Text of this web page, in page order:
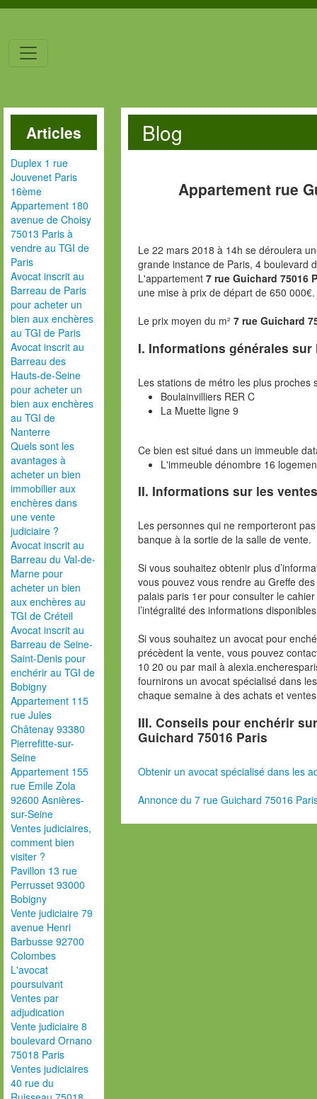
Articles
Duplex 1 rue
Jouvenet Paris
16ème
Appartement 180
avenue de Choisy
75013 Paris à
vendre au TGI de
Paris
Avocat inscrit au
Barreau de Paris
pour acheter un
bien aux enchères
au TGI de Paris
Avocat inscrit au
Barreau des
Hauts-de-Seine
pour acheter un
bien aux enchères
au TGI de
Nanterre
Quels sont les
avantages à
acheter un bien
immobilier aux
enchères dans
une vente
judiciaire ?
Avocat inscrit au
Barreau du Val-de-
Marne pour
acheter un bien
aux enchères au
TGI de Créteil
Avocat inscrit au
Barreau de Seine-
Saint-Denis pour
enchérir au TGI de
Bobigny
Appartement 115
rue Jules
Châtenay 93380
Pierrefitte-sur-
Seine
Appartement 155
rue Emile Zola
92600 Asnières-
sur-Seine
Ventes judiciaires,
comment bien
visiter ?
Pavillon 13 rue
Perrusset 93000
Bobigny
Vente judiciaire 79
avenue Henri
Barbusse 92700
Colombes
L'avocat
poursuivant
Ventes par
adjudication
Vente judiciaire 8
boulevard Ornano
75018 Paris
Ventes judiciaires
40 rue du
Blog
Appartement rue
Le 22 mars 2018 à 14h se déroulera
grande instance de Paris, 4 boulevard
L'appartement 7 rue Guichard 75016
une mise à prix de départ de 650 000€.
Le prix moyen du m² 7 rue Guichard
I. Informations générales
Les stations de métro les plus proches
Boulainvilliers RER C
La Muette ligne 9
Ce bien est situé dans un immeuble
L'immeuble dénombre 16
II. Informations sur les
Les personnes qui ne remporteront
banque à la sortie de la salle de vente.
Si vous souhaitez obtenir plus
vous pouvez vous rendre au Greffe
palais paris 1er pour consulter le
l’intégralité des informations
Si vous souhaitez un avocat pour
précèdent la vente, vous pouvez
10 20 ou par mail à
fournirons un avocat spécialisé dans
chaque semaine à des achats et
III. Conseils pour enchérir
Guichard 75016 Paris
Obtenir un avocat spécialisé dans les
Annonce du 7 rue Guichard 75016